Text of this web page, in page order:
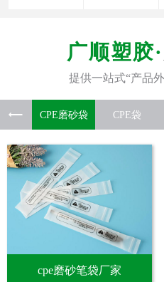
CPE磨 CPE袋
cpe磨砂笔袋厂家